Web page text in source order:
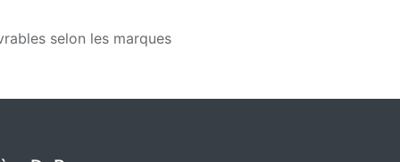
selon les marques